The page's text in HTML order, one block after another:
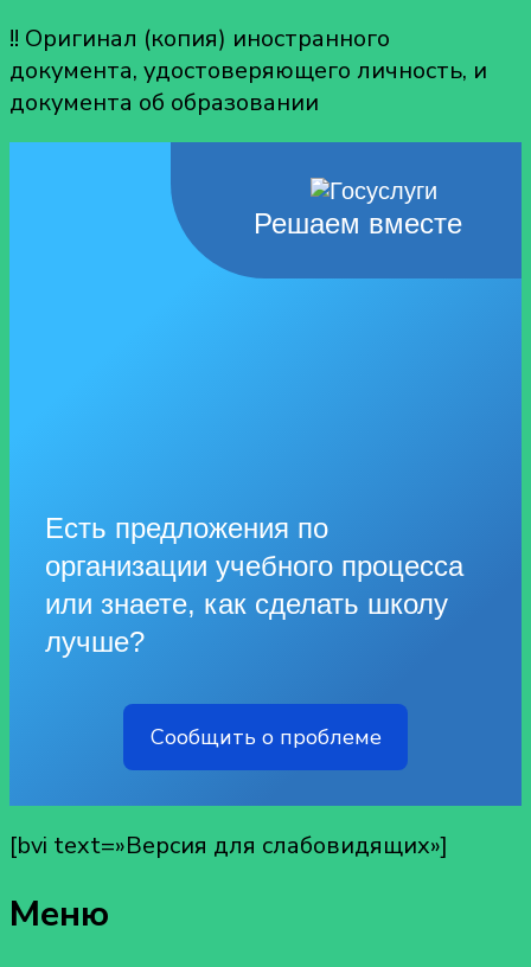
!! Оригинал (копия) иностранного
документа, удостоверяющего личность, и
документа об образовании
Решаем вместе
Есть предложения по
организации учебного процесса
или знаете, как сделать школу
лучше?
Сообщить о проблеме
[bvi text=»Версия для слабовидящих»]
Меню